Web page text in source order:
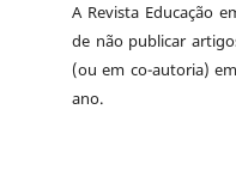
A Revista Educação
de não publicar
(ou em co-autoria)
ano.